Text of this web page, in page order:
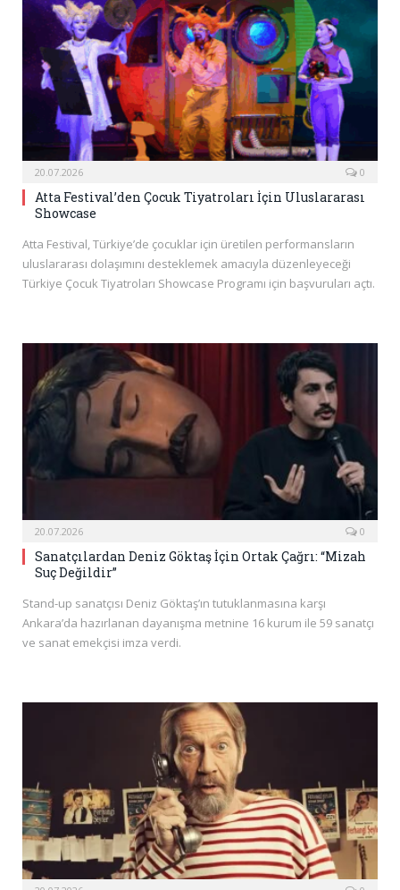
20.07.2026 0
Atta Festival’den Çocuk Tiyatroları İçin Uluslararası
Showcase
Atta Festival, Türkiye’de çocuklar için üretilen performansların
uluslararası dolaşımını desteklemek amacıyla düzenleyeceği
Türkiye Çocuk Tiyatroları Showcase Programı için başvuruları açtı.
20.07.2026 0
Sanatçılardan Deniz Göktaş İçin Ortak Çağrı: “Mizah
Suç Değildir”
Stand-up sanatçısı Deniz Göktaş’ın tutuklanmasına karşı
Ankara’da hazırlanan dayanışma metnine 16 kurum ile 59 sanatçı
ve sanat emekçisi imza verdi.